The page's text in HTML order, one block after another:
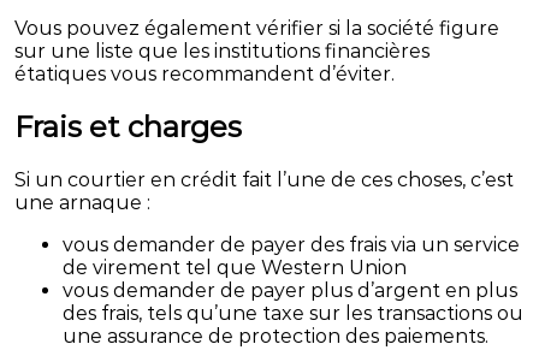
Vous pouvez également vérifier si la société figure
sur une liste que les institutions financières
étatiques vous recommandent d’éviter.
Frais et charges
Si un courtier en crédit fait l’une de ces choses, c’est
une arnaque :
vous demander de payer des frais via un service
de virement tel que Western Union
vous demander de payer plus d’argent en plus
des frais, tels qu’une taxe sur les transactions ou
une assurance de protection des paiements.